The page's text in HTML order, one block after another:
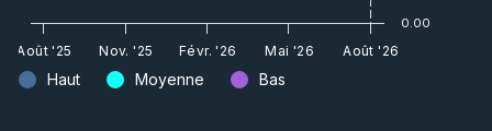
Haut Moyenne Bas
Août '25 Nov. '25 Févr. '26 Mai '26 Août '26
0.00